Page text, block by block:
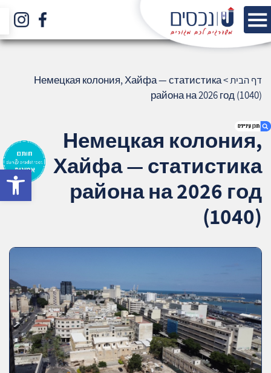
1. Немецкая колония, Хайфа — статистика
района на 2026 год (1040)
2. אודות U נכסים
3. שאלתם ? ענינו !
דף הבית>
Немецкая колония, Хайфа — статистика
района на 2026 год (1040)
Немецкая колония,
Хайфа — статистика
района на 2026 год
(1040)